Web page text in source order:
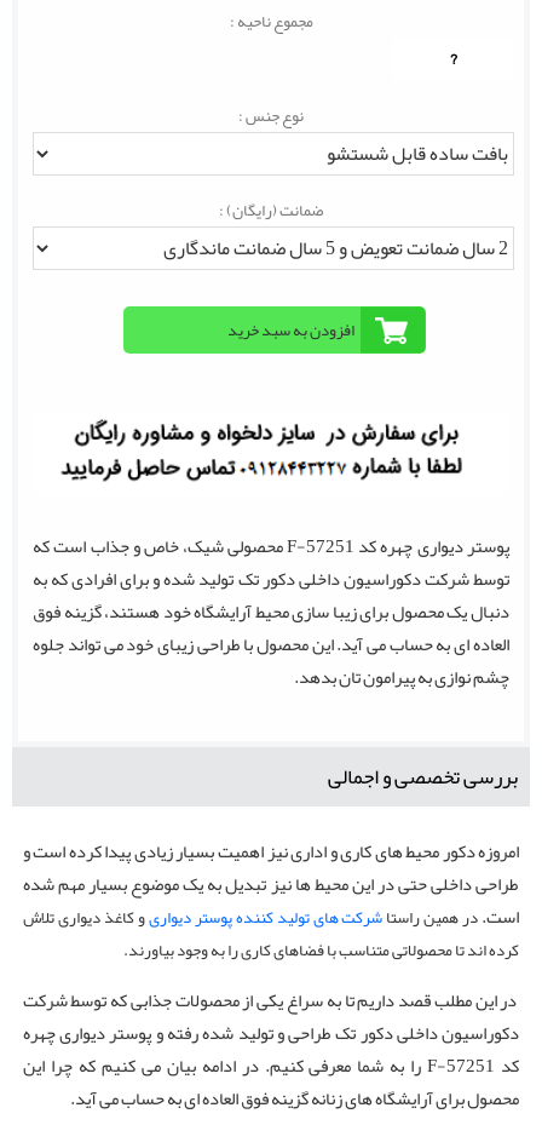
مجموع ناحیه :
?
نوع جنس :
ضمانت (رایگان) :
پوستر دیواری چهره کد F-57251 محصولی شیک، خاص و جذاب است که
توسط شرکت دکوراسیون داخلی دکور تک تولید شده و برای افرادی که به
دنبال یک محصول برای زیبا سازی محیط آرایشگاه خود هستند، گزینه فوق
العاده ای به حساب می آید. این محصول با طراحی زیبای خود می تواند جلوه
چشم نوازی به پیرامون تان بدهد.
بررسی تخصصی و اجمالی
امروزه دکور محیط های کاری و اداری نیز اهمیت بسیار زیادی پیدا کرده است و
طراحی داخلی حتی در این محیط ها نیز تبدیل به یک موضوع بسیار مهم شده
است.در همین راستاشرکت های تولید کننده پوستر دیواریو کاغذ دیواری تلاش
کرده اند تا محصولاتی متناسب با فضاهای کاری را به وجود بیاورند.
در این مطلب قصد داریم تا به سراغ یکی از محصولات جذابی که توسط شرکت
دکوراسیون داخلی دکور تک طراحی و تولید شده رفته و پوستر دیواری چهره
کد F-57251 را به شما معرفی کنیم. در ادامه بیان می کنیم که چرا این
محصول برای آرایشگاه های زنانه گزینه فوق العاده ای به حساب می آید.